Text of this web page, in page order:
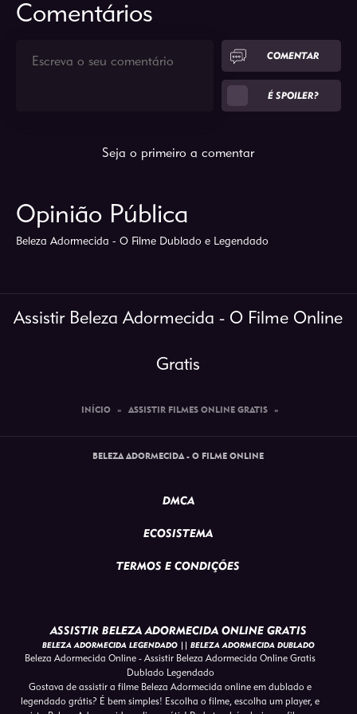
Comentários
COMENTAR
É SPOILER?
Seja o primeiro a comentar
Opinião Pública
Beleza Adormecida - O Filme Dublado e Legendado
Assistir Beleza Adormecida - O Filme Online
Gratis
INÍCIO » ASSISTIR FILMES ONLINE GRATIS »
BELEZA ADORMECIDA - O FILME ONLINE
DMCA
ECOSISTEMA
TERMOS E CONDIÇÕES
ASSISTIR BELEZA ADORMECIDA ONLINE GRATIS
BELEZA ADORMECIDA LEGENDADO || BELEZA ADORMECIDA DUBLADO
Beleza Adormecida Online - Assistir Beleza Adormecida Online Gratis
Dublado Legendado
Gostava de assistir a filme Beleza Adormecida online em dublado e
legendado grátis? É bem simples! Escolha o filme, escolha um player, e